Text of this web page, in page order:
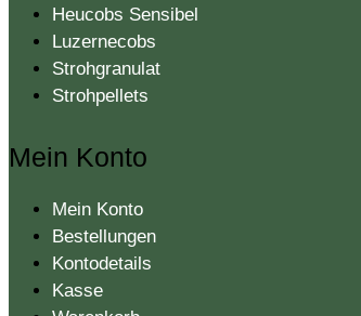
Heucobs Sensibel
Luzernecobs
Strohgranulat
Strohpellets
Mein Konto
Mein Konto
Bestellungen
Kontodetails
Kasse